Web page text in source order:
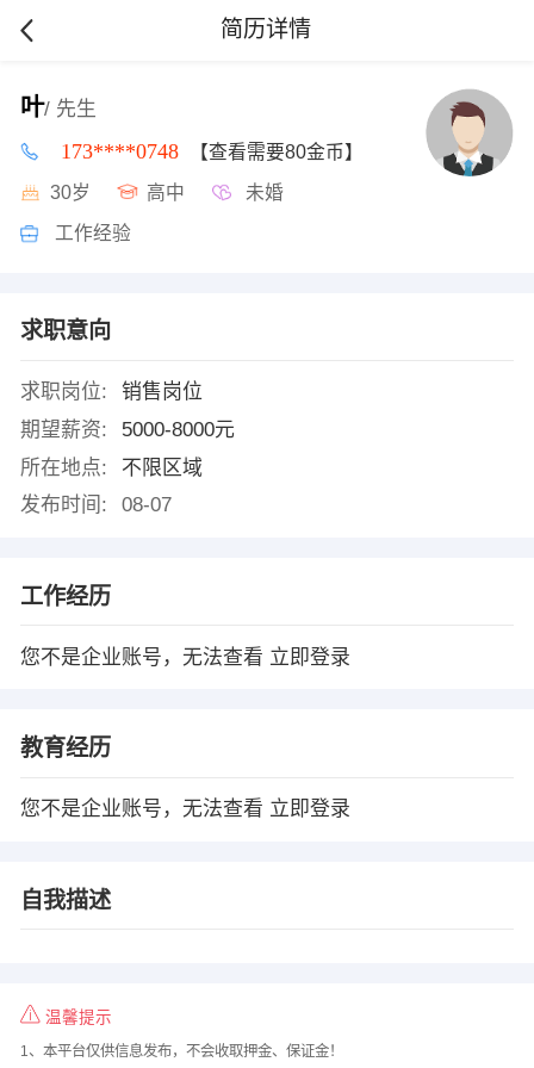
简历详情
叶/ 先生
173****0748 【查看需要80金币】
30岁 高中 未婚
工作经验
求职意向
求职岗位:
销售岗位
期望薪资:
5000-8000元
所在地点:
不限区域
发布时间:
08-07
工作经历
您不是企业账号，无法查看 立即登录
教育经历
您不是企业账号，无法查看 立即登录
自我描述
温馨提示
1、本平台仅供信息发布，不会收取押金、保证金！